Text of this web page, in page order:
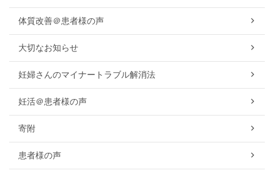
体質改善＠患者様の声
大切なお知らせ
妊婦さんのマイナートラブル解消法
妊活＠患者様の声
寄附
患者様の声